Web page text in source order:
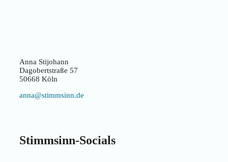
Anna Stijohann
Dagobertstraße 57
50668 Köln
anna@stimmsinn.de
Stimmsinn-Socials